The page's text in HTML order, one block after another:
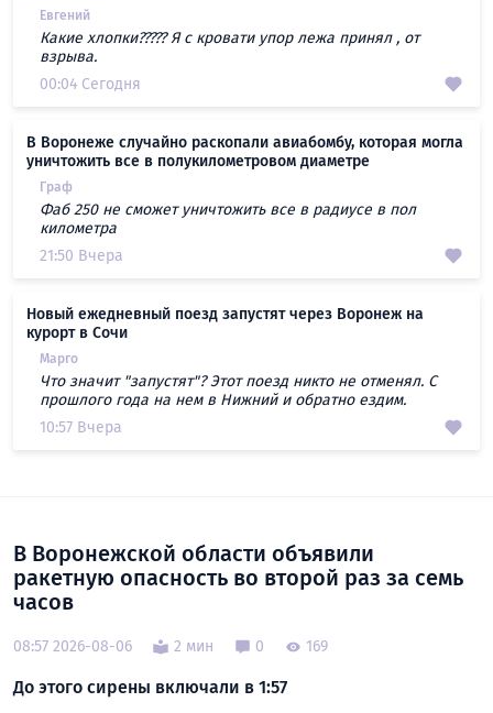
Евгений
Какие хлопки????? Я с кровати упор лежа принял , от
взрыва.
00:04 Сегодня
В Воронеже случайно раскопали авиабомбу, которая могла
уничтожить все в полукилометровом диаметре
Граф
Фаб 250 не сможет уничтожить все в радиусе в пол
километра
21:50 Вчера
Новый ежедневный поезд запустят через Воронеж на
курорт в Сочи
Марго
Что значит "запустят"? Этот поезд никто не отменял. С
прошлого года на нем в Нижний и обратно ездим.
10:57 Вчера
В Воронежской области объявили
ракетную опасность во второй раз за семь
часов
08:57 2026-08-06 2 мин 0 169
До этого сирены включали в 1:57